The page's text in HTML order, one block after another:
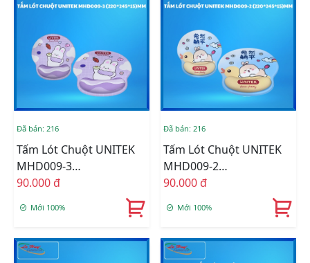
Đã bán: 216
Tấm Lót Chuột UNITEK
MHD009-3
(220*245*15)MM
90.000 đ
Mới 100%
Đã bán: 216
Tấm Lót Chuột UNITEK
MHD009-2
(220*245*15)MM
90.000 đ
Mới 100%